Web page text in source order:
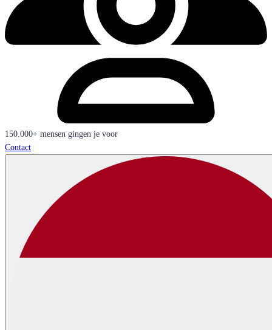
150.000+ mensen gingen je voor
Contact